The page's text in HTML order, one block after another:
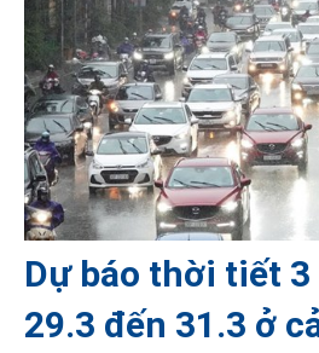
Dự báo thời tiết
29.3 đến 31.3 ở